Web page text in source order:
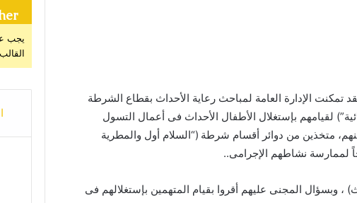
تمكنت الإدارة العامة لمباحث رعاية الأحداث بقطاع الشرطة
جنائية”) لقيامهم بإستغلال الأطفال الأحداث فى أعمال التسول
متخذين من دوائر أقسام شرطة (“السلام أول والمطرية
لممارسة نشاطهم الإجرامى..
وبصحبتهم (8 أطفال أحداث) ، وبسؤال المجنى عليهم أقروا بقيام المتهمين بإستغلالهم فى